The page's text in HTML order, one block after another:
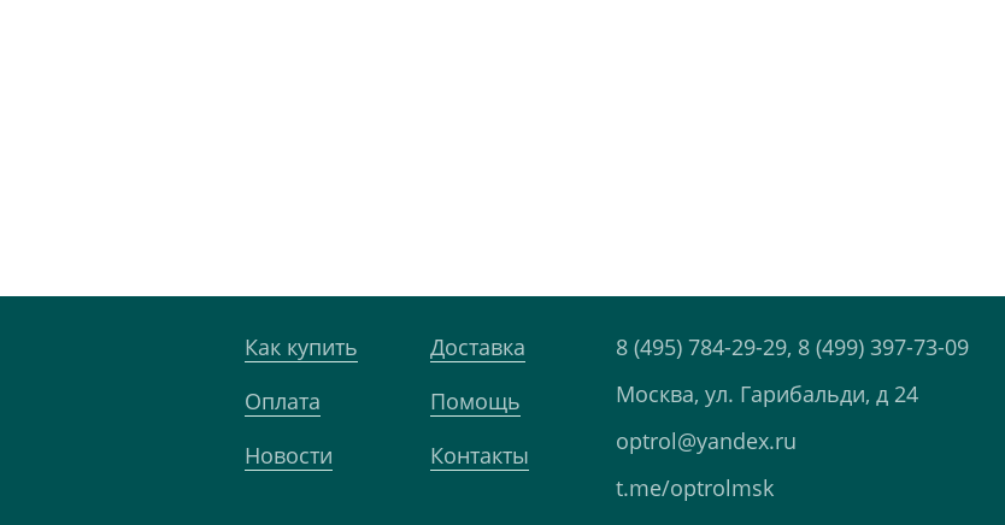
Как купить
Доставка
Оплата
Помощь
Новости
Контакты
8 (495) 784-29-29, 8 (499) 397-73-09
Москва, ул. Гарибальди, д 24
optrol@yandex.ru
t.me/optrolmsk